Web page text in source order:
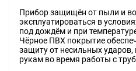
Прибор защищён от пыли и
эксплуатироваться в
под дождём и при
Чёрное ПВХ покрытие
защиту от несильных ударов,
рукам во время работы с